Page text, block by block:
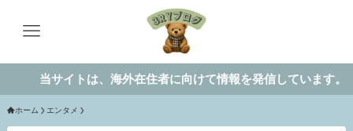
サイトは、海外在住者に向けて情報を発信しています。
ホーム エンタメ